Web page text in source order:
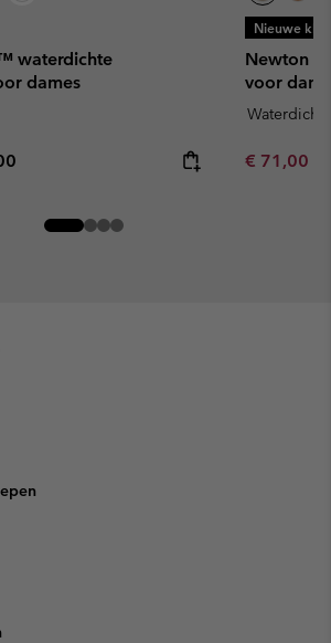
waterdichte
dames
price:
Nieuwe
Newton
voor
Waterdicht
Minimum
€ 71,00